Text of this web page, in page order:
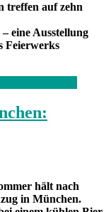
treffen auf zehn
eine Ausstellung
Feierwerks
hält nach
in München.